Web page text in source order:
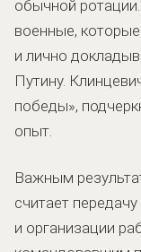
обычной
военные,
и лично
Путину.
победы»,
опыт.
Важным
считает
и организации